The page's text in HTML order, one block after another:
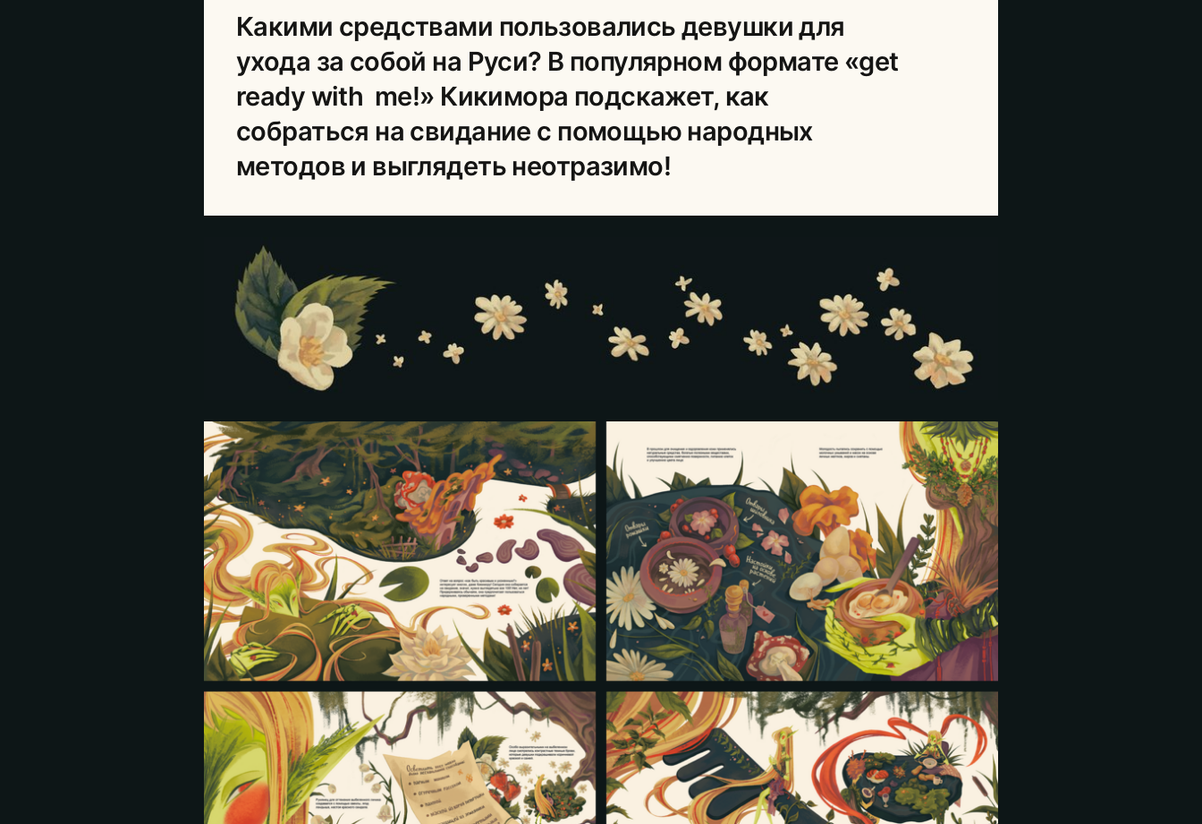
Какими средствами пользовались девушки для
ухода за собой на Руси? В популярном формате «get
ready with me!» Кикимора подскажет, как
собраться на свидание с помощью народных
методов и выглядеть неотразимо!